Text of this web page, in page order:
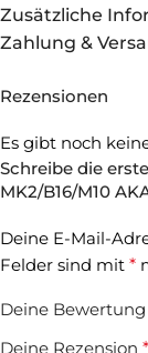
Zusätzliche
Zahlung &
Rezensionen
Es gibt noch
Schreibe die
MK2/B16/M10
Deine E-Mail-
Felder sind mit *
Deine Bewertung
Deine Rezension *